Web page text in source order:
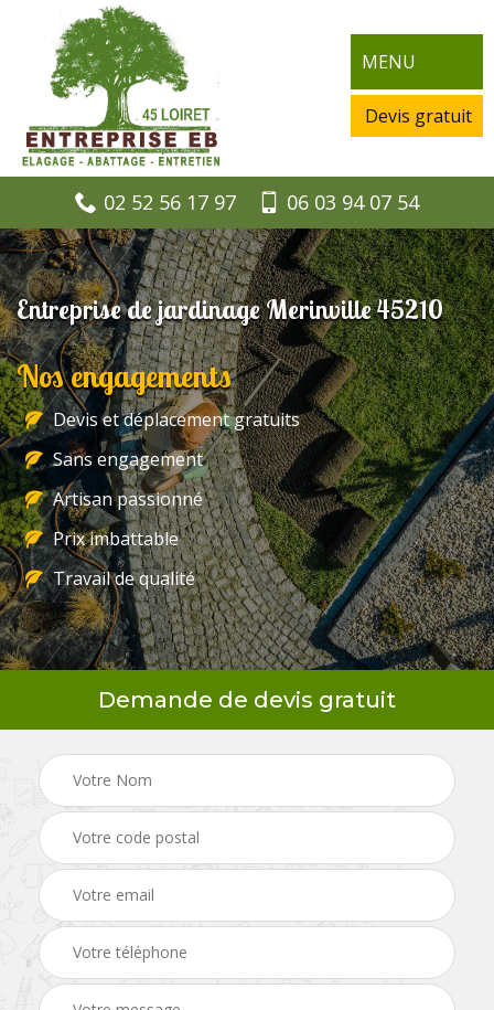
MENU
Devis gratuit
02 52 56 17 97 06 03 94 07 54
Entreprise de jardinage Merinville 45210
Nos engagements
Devis et déplacement gratuits
Sans engagement
Artisan passionné
Prix imbattable
Travail de qualité
Demande de devis gratuit